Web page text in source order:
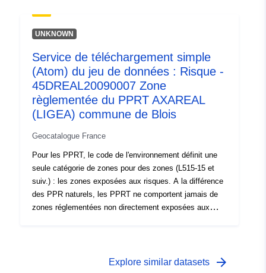
règlements PPRT distinguent généralement deux types
de zones :1- les « zones d'interdiction de construire »,
et que la règle générale est l'interdiction de construire ;2-
les « zones soumises à prescriptions », dites « zones
bleues », lorsque le niveau d'aléa est moyen et que les
projets sont soumis à des prescriptions adaptées au
type d'enjeu.Les instructions du guide d'élaboration
PPRT ajoutent une gradation à l'intérieur des « zones
rouges » et des « zones bleues ».
UNKNOWN
Service de téléchargement simple
(Atom) du jeu de données : Risque -
45DREAL20090007 Zone
règlementée du PPRT AXAREAL
(LIGEA) commune de Blois
Geocatalogue France
Pour les PPRT, le code de l'environnement définit une
seule catégorie de zones pour des zones (L515-15 et
suiv.) : les zones exposées aux risques. A la différence
des PPR naturels, les PPRT ne comportent jamais de
zones réglementées non directement exposées aux
de zones :1- les « zones d'interdiction de construire »,
Explore similar datasets arrow_forward